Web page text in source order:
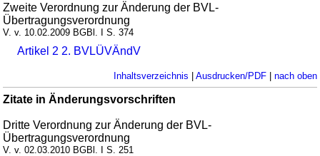
Zweite Verordnung zur Änderung der BVL-
Übertragungsverordnung
V. v. 10.02.2009 BGBl. I S. 374
Artikel 2 2. BVLÜVÄndV
Inhaltsverzeichnis | Ausdrucken/PDF| nach oben
Zitate in Änderungsvorschriften
Dritte Verordnung zur Änderung der BVL-
Übertragungsverordnung
V. v. 02.03.2010 BGBl. I S. 251